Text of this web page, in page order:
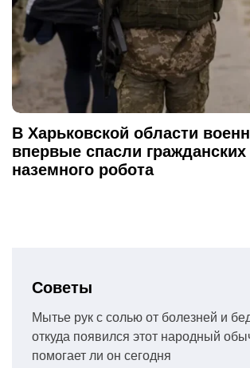
В Харьковской области
впервые спасли
наземного робота
Советы
Мытье рук с солью от болезней и
откуда появился этот народный
помогает ли он сегодня